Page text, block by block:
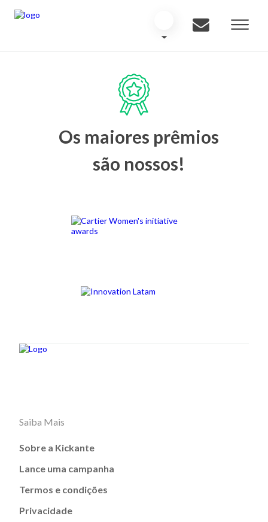
Os maiores prêmios
são nossos!
Saiba Mais
Sobre a Kickante
Lance uma campanha
Termos e condições
Privacidade